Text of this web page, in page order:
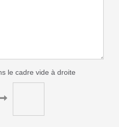
le cadre vide à droite